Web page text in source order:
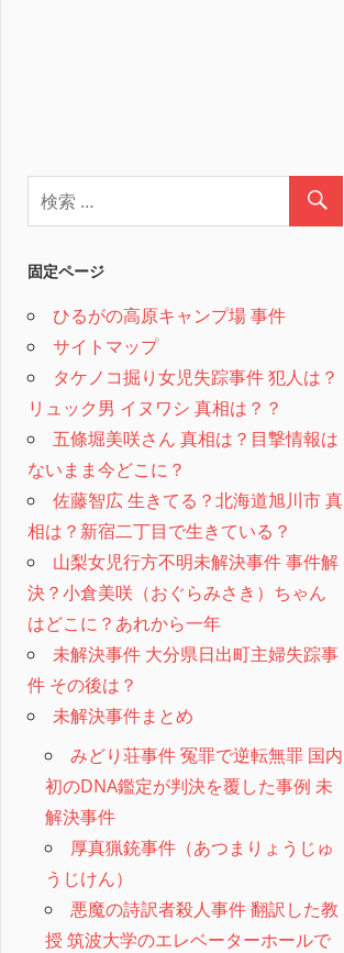
固定ページ
ひるがの高原キャンプ場 事件
サイトマップ
タケノコ掘り女児失踪事件 犯人は？
リュック男 イヌワシ 真相は？？
五條堀美咲さん 真相は？目撃情報は
ないまま今どこに？
佐藤智広 生きてる？北海道旭川市 真
相は？新宿二丁目で生きている？
山梨女児行方不明未解決事件 事件解
決？小倉美咲（おぐらみさき）ちゃん
はどこに？あれから一年
未解決事件 大分県日出町主婦失踪事
件 その後は？
未解決事件まとめ
みどり荘事件 冤罪で逆転無罪 国内
初のDNA鑑定が判決を覆した事例 未
解決事件
厚真猟銃事件（あつまりょうじゅ
うじけん）
悪魔の詩訳者殺人事件 翻訳した教
授 筑波大学のエレベーターホールで